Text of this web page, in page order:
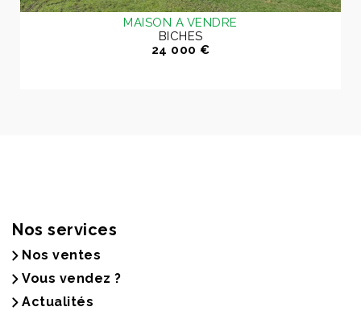
MAISON A VENDRE
BICHES
24 000 €
Nos services
Nos ventes
Vous vendez ?
Actualités